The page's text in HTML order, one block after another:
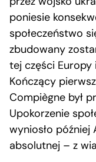
poniesie
społeczeństwo
zbudowany
tej części Europy
Kończący
Compiègne był
Upokorzenie
wyniosło później
absolutnej – z